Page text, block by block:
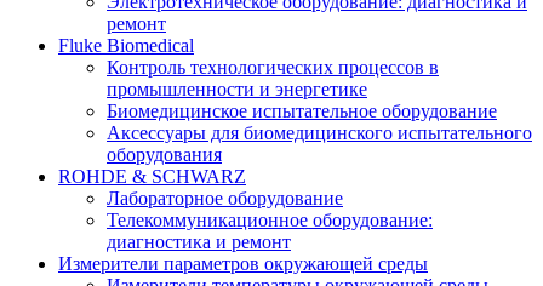
ремонт
Fluke Biomedical
Контроль технологических процессов в
промышленности и энергетике
Биомедицинское испытательное оборудование
Аксессуары для биомедицинского испытательного
оборудования
ROHDE & SCHWARZ
Лабораторное оборудование
Телекоммуникационное оборудование:
диагностика и ремонт
Измерители параметров окружающей среды